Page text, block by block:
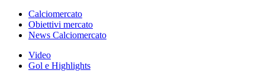
Calciomercato
Obiettivi mercato
News Calciomercato
Video
Gol e Highlights